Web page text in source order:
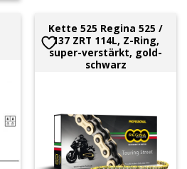
Kette 525 Regina 525 /
137 ZRT 114L, Z-Ring,
super-verstärkt, gold-
schwarz